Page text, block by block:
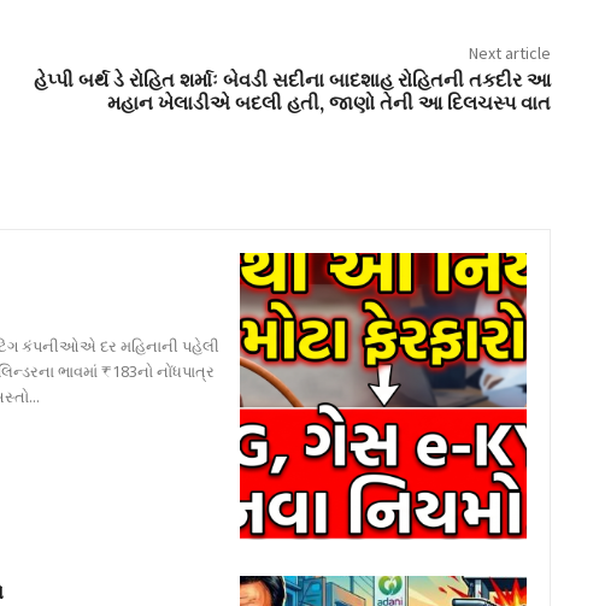
Next article
હેપ્પી બર્થ ડે રોહિત શર્માઃ બેવડી સદીના બાદશાહ રોહિતની તકદીર આ
મહાન ખેલાડીએ બદલી હતી, જાણો તેની આ દિલચસ્પ વાત
કંપનીઓએ દર મહિનાની પહેલી
ભાવમાં ₹183નો નોંધપાત્ર